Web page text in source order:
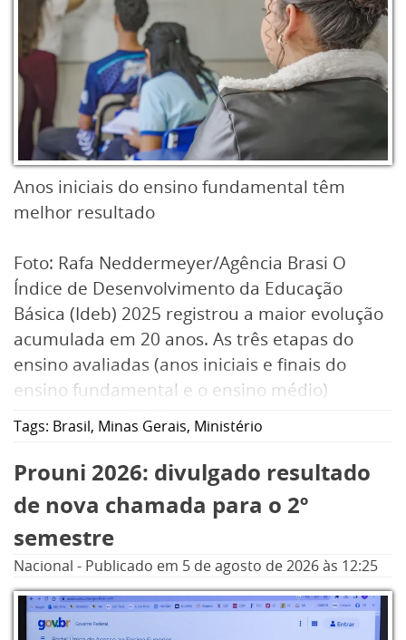
Anos iniciais do ensino fundamental têm
melhor resultado
Foto: Rafa Neddermeyer/Agência Brasi O
Índice de Desenvolvimento da Educação
Básica (Ideb) 2025 registrou a maior evolução
acumulada em 20 anos. As três etapas do
ensino avaliadas (anos iniciais e finais do
ensino fundamental e o ensino médio)
atingiram em 2025 o maior valor de toda a
série histórica, iniciada em 2005. Os dados
foram divulgados nesta quarta-feira (5) pelo
Ministério da Educação (MEC).
Tags: Brasil, Minas Gerais, Ministério
Prouni 2026: divulgado resultado
de nova chamada para o 2º
semestre
Nacional - Publicado em 5 de agosto de 2026às 12:25